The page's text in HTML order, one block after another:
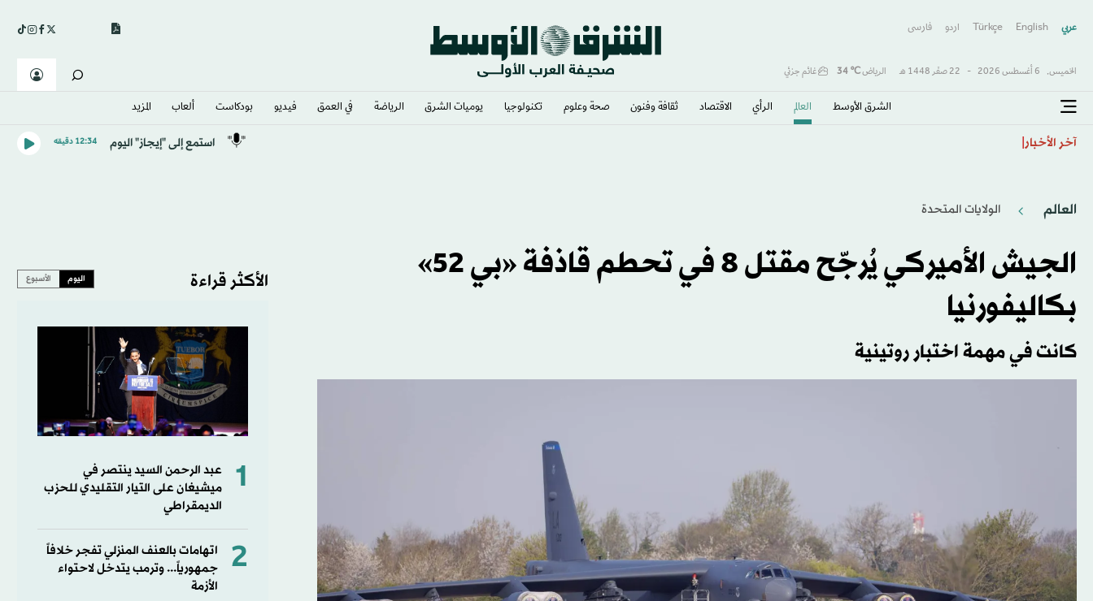
عربي English
Türkçe اردو فارسى
الخميس, 6 أغسطس 2026 - 22 صفَر 1448 هـ الرياض℃
34 غائم جزئي
الشرق الأوسط​ العالم الرأي الاقتصاد ثقافة وفنون صحة وعلوم تكنولوجيا يوميات الشرق​ الرياضة في العمق فيديو بودكاست ألعاب المزيد
آخر الأخبار استمع إلى "إيجاز" اليوم 12:34 دقيقه
العالم الولايات المتحدة​
الجيش الأميركي يُرجّح مقتل 8 في تحطم قاذفة «بي 52»
بكاليفورنيا
كانت في مهمة اختبار روتينية
الأكثر قراءة اليوم الأسبوع
1
عبد الرحمن السيد ينتصر في
ميشيغان على التيار التقليدي للحزب
الديمقراطي
2
اتهامات بالعنف المنزلي تفجر خلافاً
جمهورياً... وترمب يتدخل لاحتواء
الأزمة